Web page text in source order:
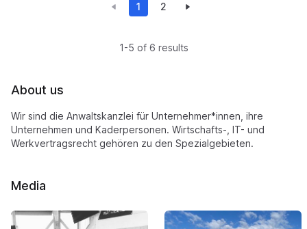
1 2
1-5 of 6 results
About us
Wir sind die Anwaltskanzlei für Unternehmer*innen, ihre
Unternehmen und Kaderpersonen. Wirtschafts-, IT- und
Werkvertragsrecht gehören zu den Spezialgebieten.
Media